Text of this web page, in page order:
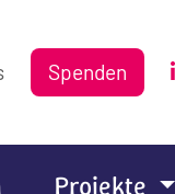
Spenden
Projekte